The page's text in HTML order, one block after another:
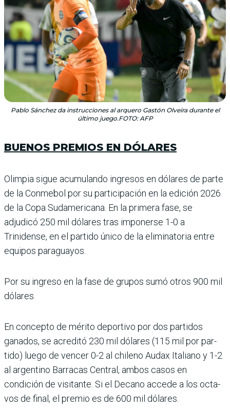
Pablo Sánchez da instrucciones al arquero Gastón Olveira durante el
último juego.FOTO: AFP
BUENOS PREMIOS EN DÓLARES
Olimpia sigue acumulando ingresos en dólares de parte
de la Conmebol por su participación en la edi­ción 2026
de la Copa Sud­americana. En la primera fase, se
adjudicó 250 mil dólares tras imponerse 1-0 a
Trinidense, en el partido único de la eliminatoria entre
equipos paraguayos.
Por su ingreso en la fase de grupos sumó otros 900 mil
dólares.
En concepto de mérito deportivo por dos partidos
ganados, se acreditó 230 mil dólares (115 mil por par­
tido) luego de vencer 0-2 al chileno Audax Italiano y 1-2
al argentino Barracas Central, ambos casos en
condición de visitante. Si el Decano accede a los octa­
vos de final, el premio es de 600 mil dólares.